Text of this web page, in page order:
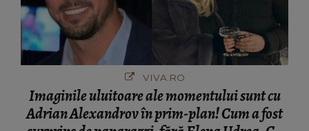
VIVA.RO
Imaginile uluitoare ale momentului sunt cu
Adrian Alexandrov în prim-plan! Cum a fost